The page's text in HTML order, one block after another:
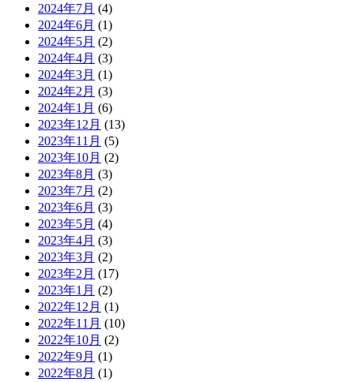
2024年7月 (4)
2024年6月 (1)
2024年5月 (2)
2024年4月 (3)
2024年3月 (1)
2024年2月 (3)
2024年1月 (6)
2023年12月 (13)
2023年11月 (5)
2023年10月 (2)
2023年8月 (3)
2023年7月 (2)
2023年6月 (3)
2023年5月 (4)
2023年4月 (3)
2023年3月 (2)
2023年2月 (17)
2023年1月 (2)
2022年12月 (1)
2022年11月 (10)
2022年10月 (2)
2022年9月 (1)
2022年8月 (1)